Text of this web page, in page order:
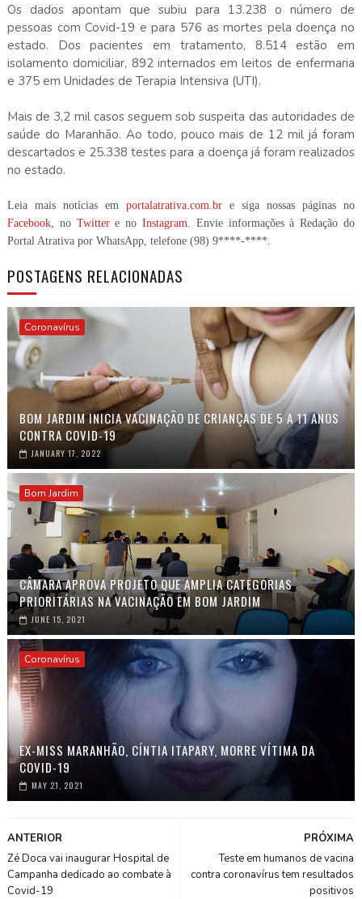
Os dados apontam que subiu para 13.238 o número de
pessoas com Covid-19 e para 576 as mortes pela doença no
estado. Dos pacientes em tratamento, 8.514 estão em
isolamento domiciliar, 892 internados em leitos de enfermaria
e 375 em Unidades de Terapia Intensiva (UTI).
Mais de 3,2 mil casos seguem sob suspeita das autoridades de
saúde do Maranhão. Ao todo, pouco mais de 12 mil já foram
descartados e 25.338 testes para a doença já foram realizados
no estado.
Leia mais notícias em portalatrativa.com.br e siga nossas páginas no
Facebook, no Twittere noInstagram . Envie informações à Redação do
Portal Atrativa por WhatsApp, telefone (98) 9****-****
POSTAGENS RELACIONADAS
Coronavírus
BOM JARDIM INICIA VACINAÇÃO DE CRIANÇAS DE 5 A 11 ANOS
CONTRA COVID-19
JANUARY 17, 2022
Bom Jardim
CÂMARA APROVA PROJETO QUE AMPLIA CATEGORIAS
PRIORITÁRIAS NA VACINAÇÃO EM BOM JARDIM
JUNE 15, 2021
Coronavírus
EX-MISS MARANHÃO, CÍNTIA ITAPARY, MORRE VÍTIMA DA
COVID-19
MAY 21, 2021
PRÓXIMA
Teste em humanos de vacina
contra coronavírus tem resultados
positivos
ANTERIOR
Zé Doca vai inaugurar Hospital de
Campanha dedicado ao combate à
Covid-19